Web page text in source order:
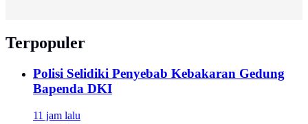
Terpopuler
Polisi Selidiki Penyebab Kebakaran Gedung
Bapenda DKI
11 jam lalu